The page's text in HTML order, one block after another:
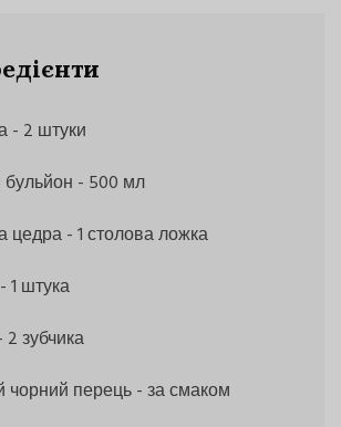
- 2 штуки
- 500 мл
цедра- 1 столова ложка
- 1 штука
2 зубчика
чорний перець- за смаком